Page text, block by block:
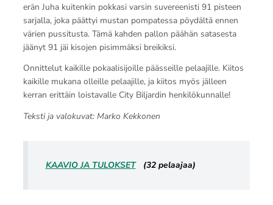
erän Juha kuitenkin pokkasi varsin suvereenisti 91 pisteen
sarjalla, joka päättyi mustan pompatessa pöydältä ennen
värien pussitusta. Tämä kahden pallon päähän satasesta
jäänyt 91 jäi kisojen pisimmäksi breikiksi.
Onnittelut kaikille pokaalisijoille päässeille pelaajille. Kiitos
kaikille mukana olleille pelaajille, ja kiitos myös jälleen
kerran erittäin loistavalle City Biljardin henkilökunnalle!
Teksti ja valokuvat: Marko Kekkonen
KAAVIO JA TULOKSET(32 pelaajaa)